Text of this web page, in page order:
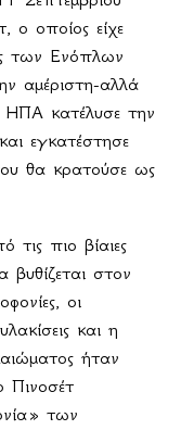
ο οποίος είχε
των Ενόπλων
αμέριστη-αλλά
ΗΠΑ κατέλυσε την
εγκατέστησε
θα κρατούσε ως
τις πιο βίαιες
στον
οι
και η
ήταν
Πινοσέτ
των